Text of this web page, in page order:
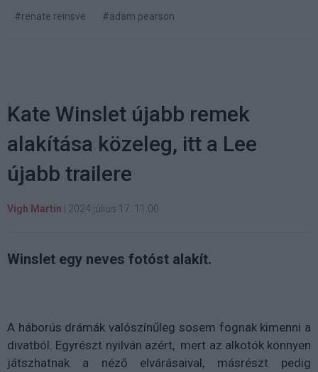
#renate reinsve
#adam pearson
Kate Winslet újabb remek
alakítása közeleg, itt a Lee
újabb trailere
Vigh Martin 2024 július 17. 11:00
Winslet egy neves fotóst alakít.
A háborús drámák valószínűleg sosem fognak kimenni a
divatból. Egyrészt nyilván azért, mert az alkotók könnyen
játszhatnak a néző elvárásaival, másrészt pedig